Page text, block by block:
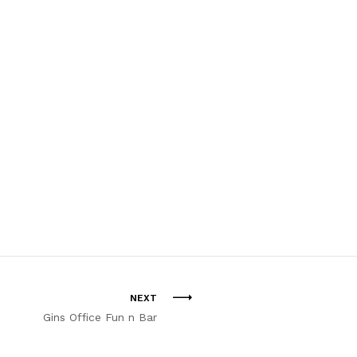
NEXT
Gins Office Fun n Bar